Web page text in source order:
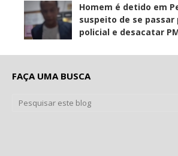
Homem é detido em
suspeito de se
policial e desacatar
FAÇA UMA BUSCA